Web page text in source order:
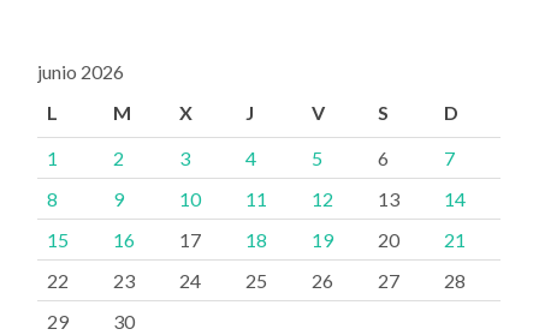
junio 2026
L
M X J V S D
1 2 3 4 5 6
7
8
9 10 11 12 13
14
15
16 17 18 19 20
21
22
23 24 25 26 27
28
29
30